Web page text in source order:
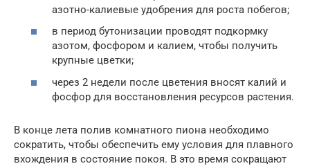
азотно-калиевые удобрения для роста побегов;
в период бутонизации проводят подкормку
азотом, фосфором и калием, чтобы получить
крупные цветки;
через 2 недели после цветения вносят калий и
фосфор для восстановления ресурсов растения.
В конце лета полив комнатного пиона необходимо
сократить, чтобы обеспечить ему условия для плавного
вхождения в состояние покоя. В это время сокращают